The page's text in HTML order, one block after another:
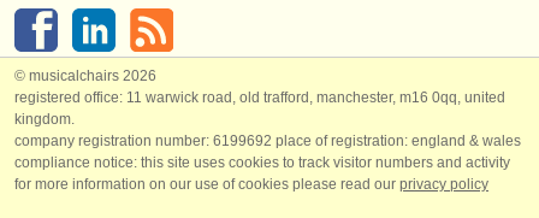
© musicalchairs 2026
registered office: 11 warwick road, old trafford, manchester, m16 0qq, united
kingdom.
company registration number: ​6199692 place of registration: england & wales
compliance notice: ​this site uses cookies to track visitor numbers and activity
for more information on our use of cookies please read our privacy policy